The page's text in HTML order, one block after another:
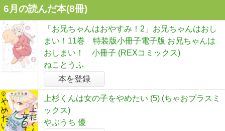
6月の読んだ本(8冊)
「お兄ちゃんはおやすみ！2」お兄ちゃんはおし
まい！11巻 特装版小冊子電子版 お兄ちゃんは
おしまい！ 小冊子 (REXコミックス)
ねことうふ
本を登録
上杉くんは女の子をやめたい (5) (ちゃおプラスミ
ックス)
やぶうち 優